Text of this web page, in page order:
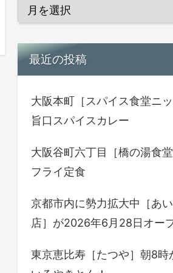
最近の投稿
大阪本町［スパイス食堂ニ
旨口スパイスカレー
大阪谷町六丁目［橋の湯食
フライ定食
京都市内に勢力拡大中［あ
店］が2026年6月28日オー
東京恵比寿［たつや］朝8時